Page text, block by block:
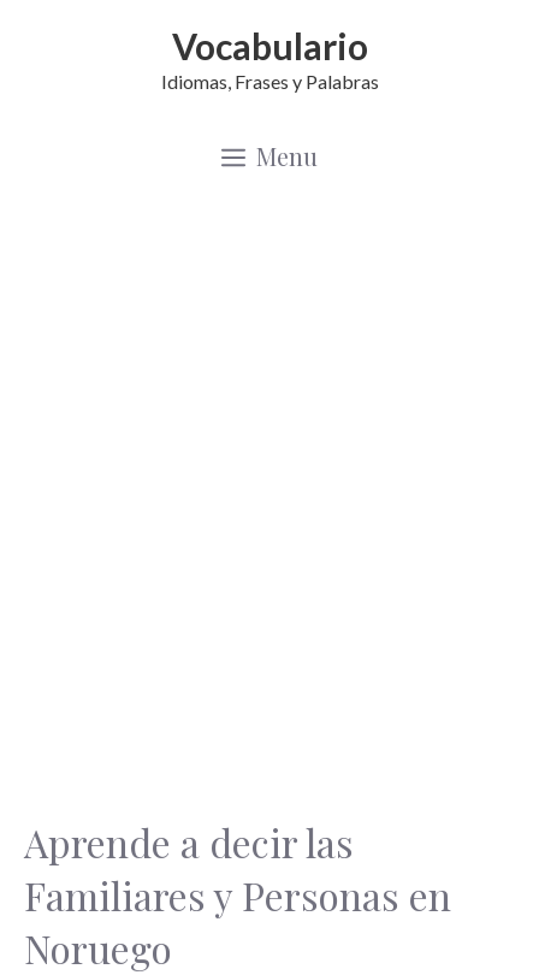
Vocabulario
Idiomas, Frases y Palabras
Menu
Aprende a decir las
Familiares y Personas en
Noruego